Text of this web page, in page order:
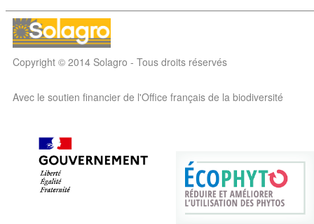
Copyright © 2014 Solagro - Tous droits réservés
Avec le soutien financier de l'Office français de la biodiversité